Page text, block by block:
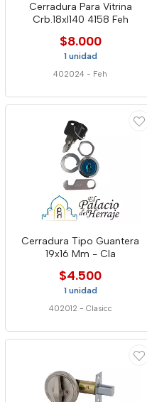
Cerradura Para Vitrina
Crb.18xl140 4158 Feh
$8.000
1 unidad
402024 - Feh
Cerradura Tipo Guantera
19x16 Mm - Cla
$4.500
1 unidad
402012 - Clasicc